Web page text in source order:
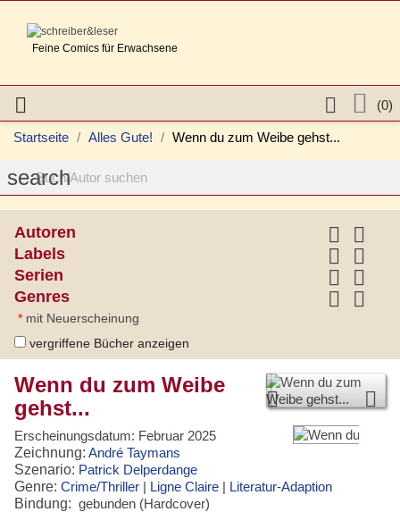
Feine Comics für Erwachsene
  (0)

Startseite Alles Gute! Wenn du zum Weibe gehst...
search
Autoren  
Labels  
Serien  
Genres  
* mit Neuerscheinung
vergriffene Bücher anzeigen
 
Wenn du zum Weibe
gehst...
Erscheinungsdatum: Februar 2025
Zeichnung: André Taymans
Szenario: Patrick Delperdange
Genre: Crime/Thriller | Ligne Claire | Literatur-Adaption
Bindung: gebunden (Hardcover)